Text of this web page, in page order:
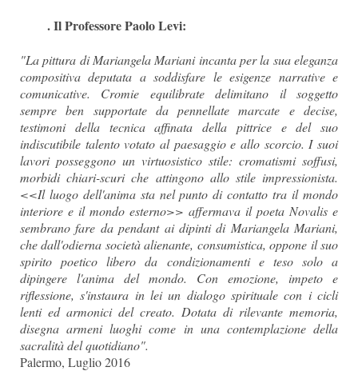
. Il Professore Paolo Levi:
"La pittura di Mariangela Mariani incanta per la sua eleganza
compositiva deputata a soddisfare le esigenze narrative e
comunicative. Cromie equilibrate delimitano il soggetto
sempre ben supportate da pennellate marcate e decise,
testimoni della tecnica affinata della pittrice e del suo
indiscutibile talento votato al paesaggio e allo scorcio. I suoi
lavori posseggono un virtuosistico stile: cromatismi soffusi,
morbidi chiari-scuri che attingono allo stile impressionista.
<<Il luogo dell'anima sta nel punto di contatto tra il mondo
interiore e il mondo esterno>> affermava il poeta Novalis e
sembrano fare da pendant ai dipinti di Mariangela Mariani,
che dall'odierna società alienante, consumistica, oppone il suo
spirito poetico libero da condizionamenti e teso solo a
dipingere l'anima del mondo. Con emozione, impeto e
riflessione, s'instaura in lei un dialogo spirituale con i cicli
lenti ed armonici del creato. Dotata di rilevante memoria,
disegna armeni luoghi come in una contemplazione della
sacralità del quotidiano".
Palermo, Luglio 2016